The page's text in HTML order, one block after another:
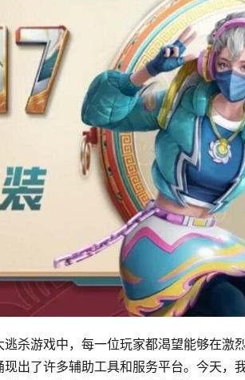
杀游戏中，每一位玩家都渴望能够在激
出了许多辅助工具和服务平台。今天，